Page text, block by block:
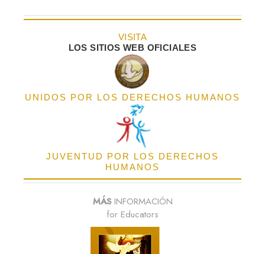
VISITA
LOS SITIOS WEB OFICIALES
UNIDOS POR LOS DERECHOS HUMANOS
JUVENTUD POR LOS DERECHOS
HUMANOS
MÁSINFORMACIÓN
for Educators